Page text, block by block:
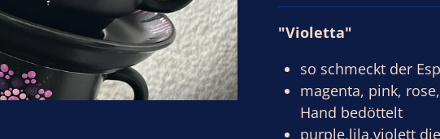
"Violetta"
so schmeckt der
magenta, pink,
Hand bedöttelt
purple,lila,violett